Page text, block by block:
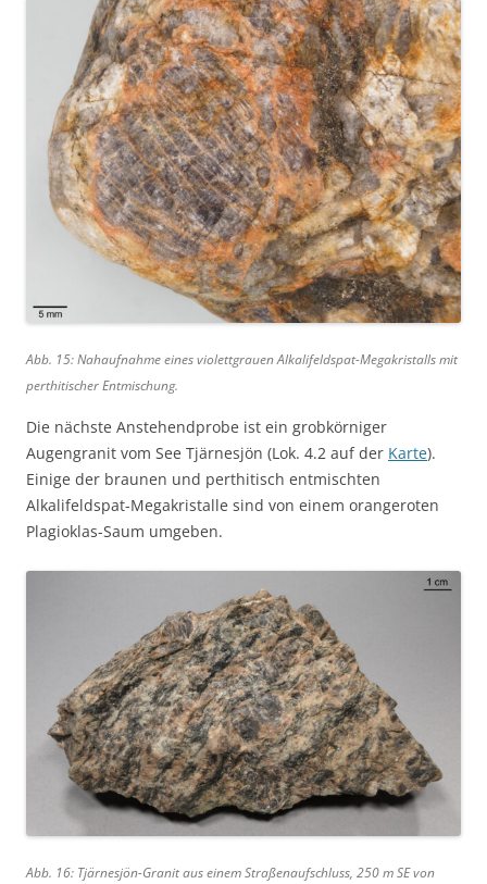
Abb. 15: Nahaufnahme eines violettgrauen Alkalifeldspat-Megakristalls mit
perthitischer Entmischung.
Die nächste Anstehendprobe ist ein grobkörniger
Augengranit vom See Tjärnesjön (Lok. 4.2 auf der Karte).
Einige der braunen und perthitisch entmischten
Alkalifeldspat-Megakristalle sind von einem orangeroten
Plagioklas-Saum umgeben.
Abb. 16: Tjärnesjön-Granit aus einem Straßenaufschluss, 250 m SE von